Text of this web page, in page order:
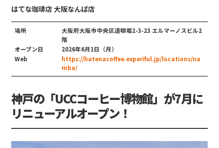
はてな珈琲店 大阪なんば店
場所
大阪府大阪市中央区道頓堀2-3-23 エルマーノスビル2
階
オープン日
2026年6月1日（月）
Web
https://hatenacoffee.experiful.jp/locations/na
mba/
神戸の「UCCコーヒー博物館」が7月に
リニューアルオープン！